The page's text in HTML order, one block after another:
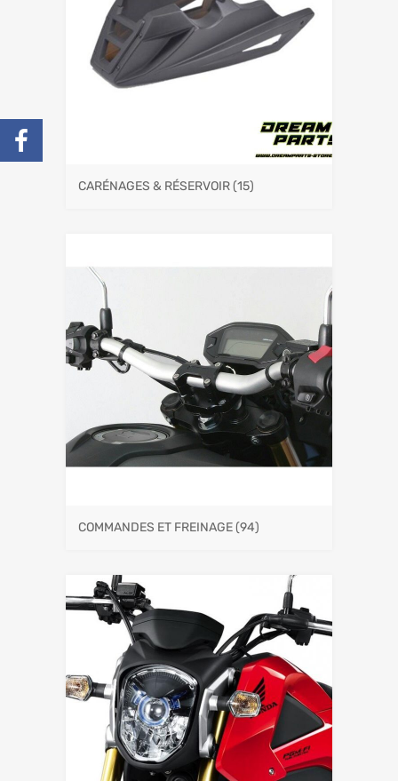
CARÉNAGES & RÉSERVOIR(15)
COMMANDES ET FREINAGE(94)